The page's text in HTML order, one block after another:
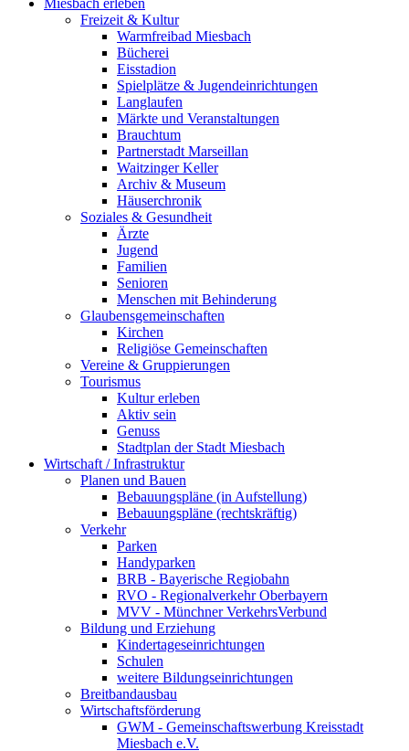
Miesbach erleben
Freizeit & Kultur
Warmfreibad Miesbach
Bücherei
Eisstadion
Spielplätze & Jugendeinrichtungen
Langlaufen
Märkte und Veranstaltungen
Brauchtum
Partnerstadt Marseillan
Waitzinger Keller
Archiv & Museum
Häuserchronik
Soziales & Gesundheit
Ärzte
Jugend
Familien
Senioren
Menschen mit Behinderung
Glaubensgemeinschaften
Kirchen
Religiöse Gemeinschaften
Vereine & Gruppierungen
Tourismus
Kultur erleben
Aktiv sein
Genuss
Stadtplan der Stadt Miesbach
Wirtschaft / Infrastruktur
Planen und Bauen
Bebauungspläne (in Aufstellung)
Bebauungspläne (rechtskräftig)
Verkehr
Parken
Handyparken
BRB - Bayerische Regiobahn
RVO - Regionalverkehr Oberbayern
MVV - Münchner VerkehrsVerbund
Bildung und Erziehung
Kindertageseinrichtungen
Schulen
weitere Bildungseinrichtungen
Breitbandausbau
Wirtschaftsförderung
GWM - Gemeinschaftswerbung Kreisstadt
Miesbach e.V.